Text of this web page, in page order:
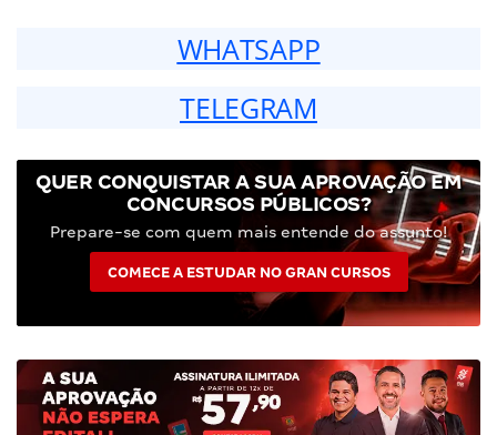
WHATSAPP
TELEGRAM
QUER CONQUISTAR A SUA APROVAÇÃO EM
CONCURSOS PÚBLICOS?
Prepare-se com quem mais entende do assunto!
COMECE A ESTUDAR NO GRAN CURSOS